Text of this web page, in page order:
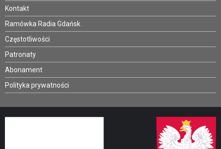
Kontakt
Ramówka Radia Gdańsk
Częstotliwości
Patronaty
Abonament
Polityka prywatności